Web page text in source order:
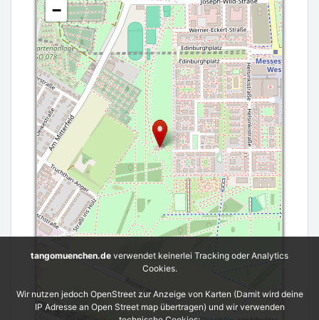
−
tangomuenchen.de verwendet keinerlei Tracking oder Analytics
Cookies.
Wir nutzen jedoch OpenStreet zur Anzeige von Karten (Damit wird deine
IP Adresse an Open Street map übertragen) und wir verwenden